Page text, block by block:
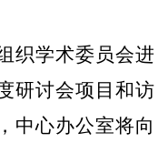
织学术委员会进
研讨会项目和访
中心办公室将向